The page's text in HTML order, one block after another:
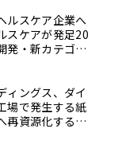
ルスケア企業へ
スケアが発足20
発・新カテゴリ
のエピソード
ィングス、ダイ
場で発生する紙
再資源化する実